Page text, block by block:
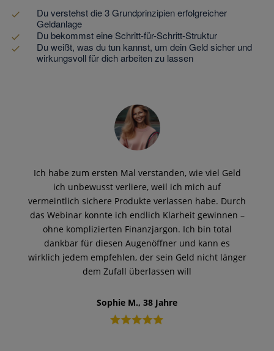
Du verstehst die 3 Grundprinzipien erfolgreicher
Geldanlage
Du bekommst eine Schritt-für-Schritt-Struktur
Du weißt, was du tun kannst, um dein Geld sicher und
wirkungsvoll für dich arbeiten zu lassen
Ich habe zum ersten Mal verstanden, wie viel Geld
ich unbewusst verliere, weil ich mich auf
vermeintlich sichere Produkte verlassen habe. Durch
das Webinar konnte ich endlich Klarheit gewinnen –
ohne komplizierten Finanzjargon. Ich bin total
dankbar für diesen Augenöffner und kann es
wirklich jedem empfehlen, der sein Geld nicht länger
dem Zufall überlassen will
Sophie M., 38 Jahre